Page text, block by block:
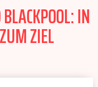
IN
ZIEL